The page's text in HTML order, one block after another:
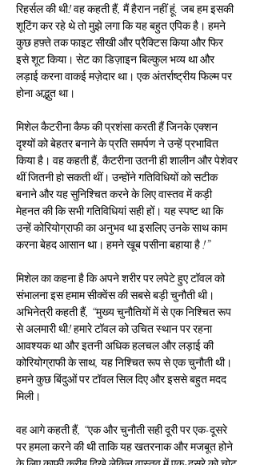
रिहर्सल की थी! वह कहती हैं, मैं हैरान नहीं हूं. जब हम इसकी
शूटिंग कर रहे थे तो मुझे लगा कि यह बहुत एपिक है। हमने
कुछ हफ़्ते तक फाइट सीखी और प्रैक्टिस किया और फिर
इसे शूट किया। सेट का डिज़ाइन बिल्कुल भव्य था और
लड़ाई करना वाकई मज़ेदार था। एक अंतर्राष्ट्रीय फिल्म पर
होना अद्भुत था।
मिशेल कैटरीना कैफ की प्रशंसा करती हैं जिनके एक्शन
दृश्यों को बेहतर बनाने के प्रति समर्पण ने उन्हें प्रभावित
किया है। वह कहती हैं, कैटरीना उतनी ही शालीन और पेशेवर
थीं जितनी हो सकती थीं। उन्होंने गतिविधियों को सटीक
बनाने और यह सुनिश्चित करने के लिए वास्तव में कड़ी
मेहनत की कि सभी गतिविधियां सही हों। यह स्पष्ट था कि
उन्हें कोरियोग्राफी का अनुभव था इसलिए उनके साथ काम
करना बेहद आसान था। हमने खूब पसीना बहाया है !”
मिशेल का कहना है कि अपने शरीर पर लपेटे हुए टॉवल को
संभालना इस हमाम सीक्वेंस की सबसे बड़ी चुनौती थी।
अभिनेत्री कहती हैं, “मुख्य चुनौतियों में से एक निश्चित रूप
से अलमारी थी! हमारे टॉवल को उचित स्थान पर रहना
आवश्यक था और इतनी अधिक हलचल और लड़ाई की
कोरियोग्राफी के साथ, यह निश्चित रूप से एक चुनौती थी।
हमने कुछ बिंदुओं पर टॉवल सिल दिए और इससे बहुत मदद
मिली।
वह आगे कहती हैं, “एक और चुनौती सही दूरी पर एक-दूसरे
पर हमला करने की थी ताकि यह खतरनाक और मजबूत होने